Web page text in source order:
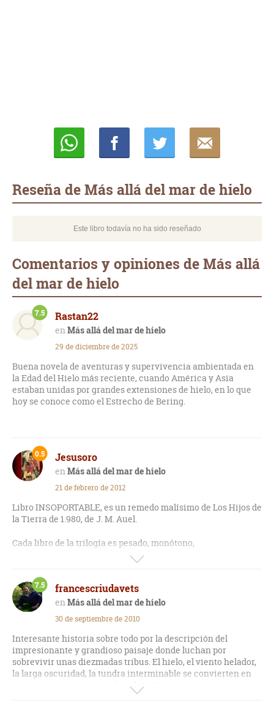
Reseña de Más allá del mar de hielo
Este libro todavía no ha sido reseñado
Comentarios y opiniones de Más allá
del mar de hielo
Rastan22
Más allá del mar de hielo
7.5
29 de diciembre de 2025
Buena novela de aventuras y supervivencia ambientada en
la Edad del Hielo más reciente, cuando América y Asia
estaban unidas por grandes extensiones de hielo, en lo que
hoy se conoce como el Estrecho de Bering.
Jesusoro
Más allá del mar de hielo
0.5
21 de febrero de 2012
Libro INSOPORTABLE, es un remedo malísimo de Los Hijos de
la Tierra de 1.980, de J. M. Auel.
Cada libro de la trilogía es pesado, monótono,
machaconamente repetitivo en algunos pasajes, y con más
sangre (sin venir a cuento) que las películas de Tarantino.
No se salva de ninguna manera poderlos recomendar.
francescriudavets
Más allá del mar de hielo
7.5
30 de septiembre de 2010
Interesante historia sobre todo por la descripción del
impresionante y grandioso paisaje donde luchan por
sobrevivir unas diezmadas tribus. El hielo, el viento helador,
la larga oscuridad, la tundra interminable se convierten en
unos protagonistas más del relato. Los protagonistas
humanos, Torka, Umak, Lonit, están bien caracterizados, van